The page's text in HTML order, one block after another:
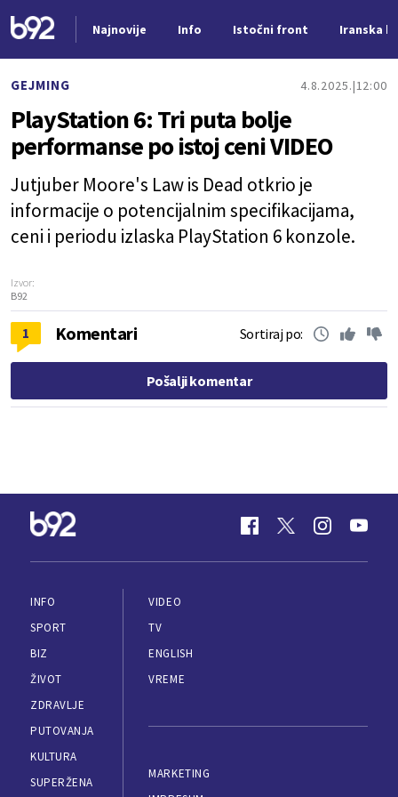
Najnovije Info Istočni front Iranska
GEJMING 4.8.2025. 12:00
PlayStation 6: Tri puta bolje
performanse po istoj ceni VIDEO
Jutjuber Moore's Law is Dead otkrio je
informacije o potencijalnim specifikacijama,
ceni i periodu izlaska PlayStation 6 konzole.
Izvor:
B92
1 Komentari Sortiraj po:
Pošalji komentar
INFO
SPORT
BIZ
ŽIVOT
ZDRAVLJE
PUTOVANJA
KULTURA
SUPERŽENA
VIDEO
TV
ENGLISH
VREME
MARKETING